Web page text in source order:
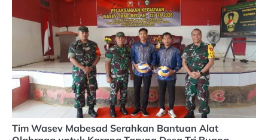
Tim Wasev Mabesad Serahkan Bantuan Alat